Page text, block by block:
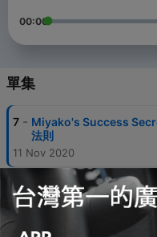
00:00
單集
7 - Miyako's Success
法則
11 Nov 2020
6 -
Miyako's Success
ー
12 Aug 2019